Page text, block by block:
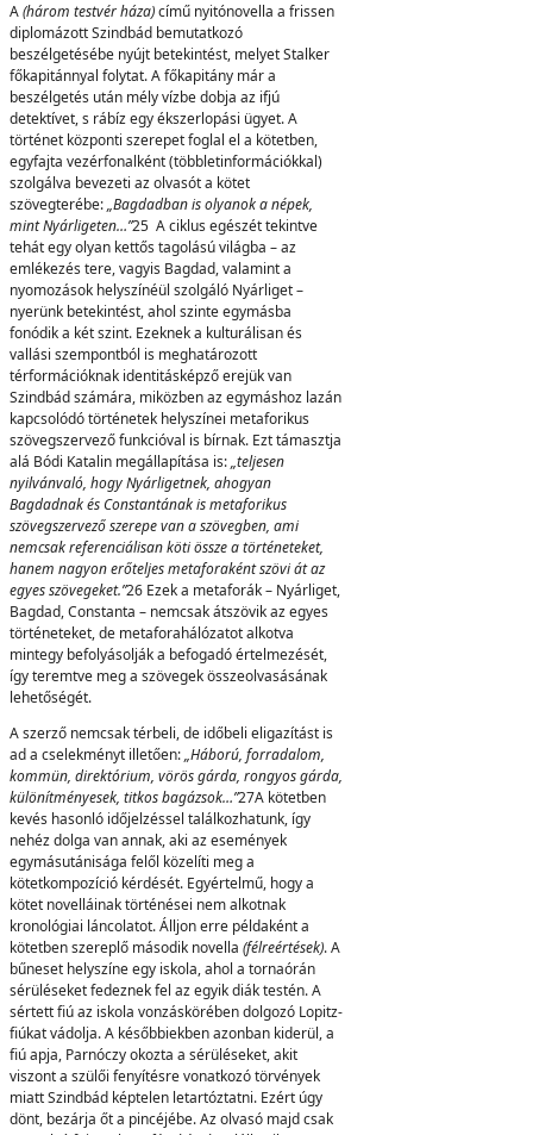
A(három testvér háza)című nyitónovella a frissen
diplomázott Szindbád bemutatkozó
beszélgetésébe nyújt betekintést, melyet Stalker
főkapitánnyal folytat. A főkapitány már a
beszélgetés után mély vízbe dobja az ifjú
detektívet, s rábíz egy ékszerlopási ügyet. A
történet központi szerepet foglal el a kötetben,
egyfajta vezérfonalként (többletinformációkkal)
szolgálva bevezeti az olvasót a kötet
szövegterébe:„Bagdadban is olyanok a népek,
mint Nyárligeten…”25 A ciklus egészét tekintve
tehát egy olyan kettős tagolású világba – az
emlékezés tere, vagyis Bagdad, valamint a
nyomozások helyszínéül szolgáló Nyárliget –
nyerünk betekintést, ahol szinte egymásba
fonódik a két szint. Ezeknek a kulturálisan és
vallási szempontból is meghatározott
térformációknak identitásképző erejük van
Szindbád számára, miközben az egymáshoz lazán
kapcsolódó történetek helyszínei metaforikus
szövegszervező funkcióval is bírnak. Ezt támasztja
alá Bódi Katalin megállapítása is:„teljesen
nyilvánvaló, hogy Nyárligetnek, ahogyan
Bagdadnak és Constantának is metaforikus
szövegszervező szerepe van a szövegben, ami
nemcsak referenciálisan köti össze a történeteket,
hanem nagyon erőteljes metaforaként szövi át az
egyes szövegeket.”26 Ezek a metaforák – Nyárliget,
Bagdad, Constanta – nemcsak átszövik az egyes
történeteket, de metaforahálózatot alkotva
mintegy befolyásolják a befogadó értelmezését,
így teremtve meg a szövegek összeolvasásának
lehetőségét.
A szerző nemcsak térbeli, de időbeli eligazítást is
ad a cselekményt illetően:„Háború, forradalom,
kommün, direktórium, vörös gárda, rongyos gárda,
különítményesek, titkos bagázsok…”27A kötetben
kevés hasonló időjelzéssel találkozhatunk, így
nehéz dolga van annak, aki az események
egymásutánisága felől közelíti meg a
kötetkompozíció kérdését. Egyértelmű, hogy a
kötet novelláinak történései nem alkotnak
kronológiai láncolatot. Álljon erre példaként a
kötetben szereplő második novella (félreértések). A
bűneset helyszíne egy iskola, ahol a tornaórán
sérüléseket fedeznek fel az egyik diák testén. A
sértett fiú az iskola vonzáskörében dolgozó Lopitz-
fiúkat vádolja. A későbbiekben azonban kiderül, a
fiú apja, Parnóczy okozta a sérüléseket, akit
viszont a szülői fenyítésre vonatkozó törvények
miatt Szindbád képtelen letartóztatni. Ezért úgy
dönt, bezárja őt a pincéjébe. Az olvasó majd csak